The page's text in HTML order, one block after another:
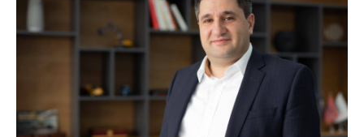
սակագնային փաթեթի անցում կատարելու
համար կարող եք մոտենալ վաճառքի և
սպասարկման գրասենյակներ: